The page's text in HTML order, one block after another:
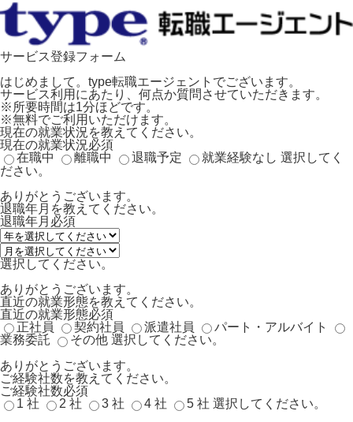
サービス登録フォーム
はじめまして。type転職エージェントでございます。
サービス利用にあたり、何点か質問させていただきます。
※所要時間は1分ほどです。
※無料でご利用いただけます。
現在の就業状況を教えてください。
現在の就業状況必須
在職中
離職中 退職予定 就業経験なし 選択してく
ださい。
ありがとうございます。
退職年月を教えてください。
退職年月 必須
選択してください。
ありがとうございます。
直近の就業形態を教えてください。
直近の就業形態必須
正社員
契約社員 派遣社員
パート・アルバイト
業務委託
その他 選択してください。
ありがとうございます。
ご経験社数を教えてください。
ご経験社数必須
1 社
2 社 3 社 4 社 5 社 選択してください。